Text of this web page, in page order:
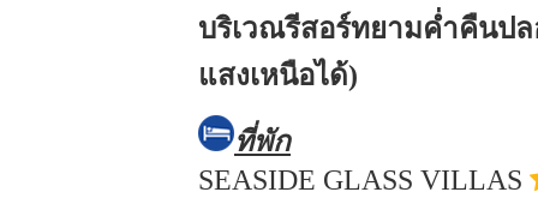
บริเวณรีสอร์ทยามค่ำคืนป
แสงเหนือได้)
ที่พัก
SEASIDE GLASS VILLAS